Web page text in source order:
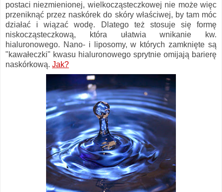
postaci niezmienionej, wielkocząsteczkowej nie może więc
przeniknąć przez naskórek do skóry właściwej, by tam móc
działać i wiązać wodę. Dlatego też stosuje się formę
niskocząsteczkową, która ułatwia wnikanie kw.
hialuronowego. Nano- i liposomy, w których zamknięte są
"kawałeczki" kwasu hialuronowego sprytnie omijają barierę
naskórkową. Jak?